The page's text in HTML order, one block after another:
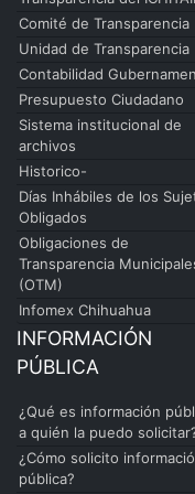
Comité de Transparencia
Unidad de Transparencia
Contabilidad
Presupuesto Ciudadano
Sistema institucional de
archivos
Historico-
Días Inhábiles de los
Obligados
Obligaciones de
Transparencia
(OTM)
Infomex Chihuahua
INFORMACIÓN
PÚBLICA
¿Qué es información
a quién la puedo
¿Cómo solicito
pública?